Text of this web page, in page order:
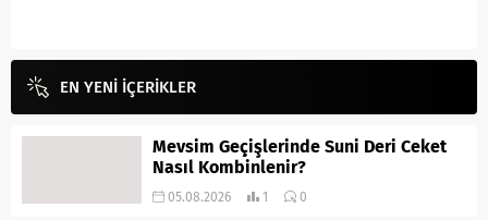
EN YENİ İÇERİKLER
Mevsim Geçişlerinde Suni Deri Ceket
Nasıl Kombinlenir?
05.08.2026 1 0